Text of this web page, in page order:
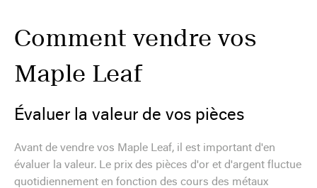
Comment vendre vos
Maple Leaf
Évaluer la valeur de vos pièces
Avant de vendre vos Maple Leaf, il est important d'en
évaluer la valeur. Le prix des pièces d'or et d'argent fluctue
quotidiennement en fonction des cours des métaux